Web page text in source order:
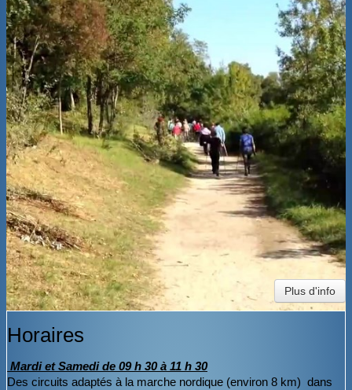
ADHÉSION
LIENS
BOUTIQUE
CONTACT
PHOTOS▼
DONS
Plus d'info
Horaires
Mardi et Samedi de 09 h 30 à 11 h 30
Des circuits adaptés à la marche nordique (environ 8 km) dans